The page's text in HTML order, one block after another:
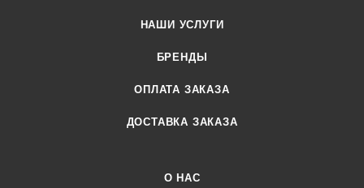
НАШИ УСЛУГИ
БРЕНДЫ
ОПЛАТА ЗАКАЗА
ДОСТАВКА ЗАКАЗА
О НАС